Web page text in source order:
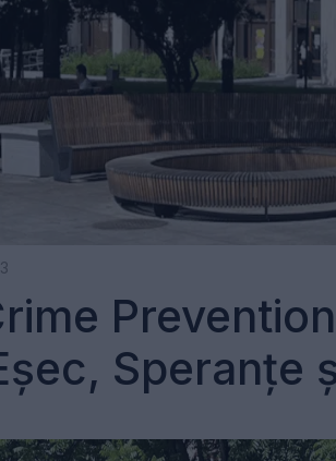
Speranțe